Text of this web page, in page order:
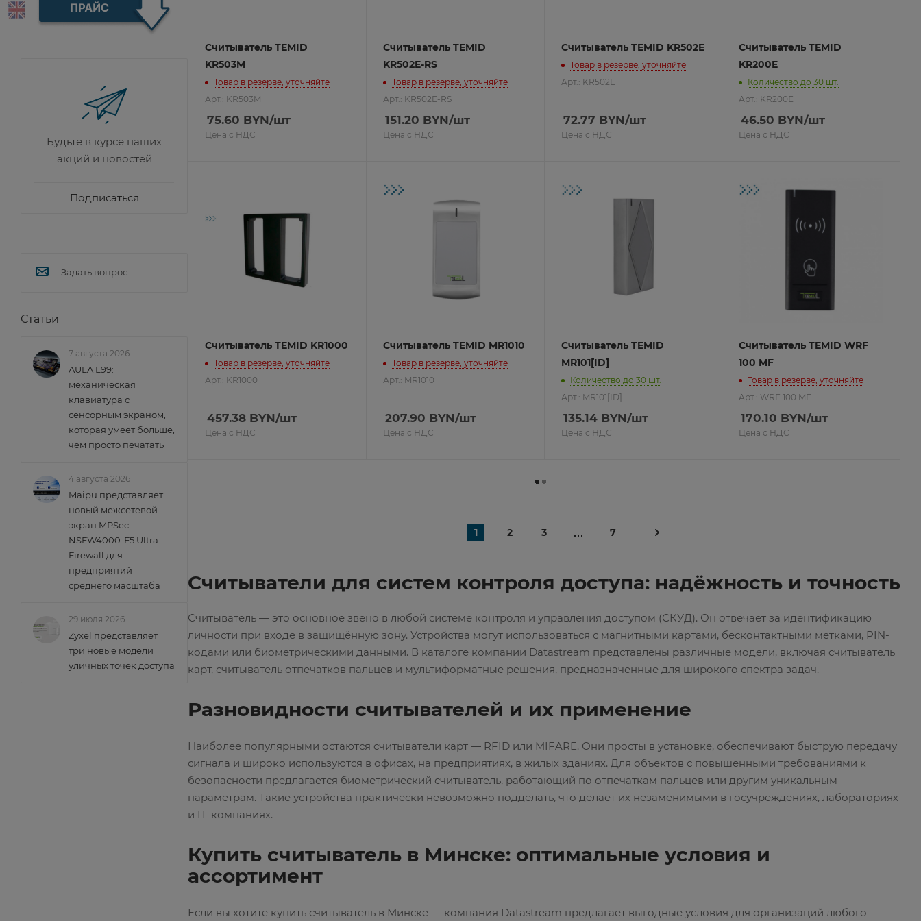
Считыватель TEMID
KR503M
Товар в резерве, уточняйте
Арт.: KR503M
75.60 BYN/шт
Цена с НДС
Считыватель TEMID
KR502E-RS
Товар в резерве, уточняйте
Арт.: KR502E-RS
151.20 BYN/шт
Цена с НДС
Считыватель TEMID KR502E
Товар в резерве, уточняйте
Арт.: KR502E
72.77 BYN/шт
Цена с НДС
Считыватель TEMID
KR200E
Количество до 30 шт.
Арт.: KR200E
46.50 BYN/шт
Цена с НДС
Считыватель TEMID KR1000
Товар в резерве, уточняйте
Арт.: KR1000
457.38 BYN/шт
Цена с НДС
Считыватель TEMID MR1010
Товар в резерве, уточняйте
Арт.: MR1010
207.90 BYN/шт
Цена с НДС
Считыватель TEMID
MR101[ID]
Количество до 30 шт.
Арт.: MR101[ID]
135.14BYN/шт
Цена с НДС
Считыватель TEMID WRF
100 MF
Товар в резерве, уточняйте
Арт.: WRF 100 MF
170.10 BYN/шт
Цена с НДС
1 2 3 7
Считыватели для систем контроля доступа: надёжность и точность
Считыватель — это основное звено в любой системе контроля и управления доступом (СКУД). Он отвечает за идентификацию
личности при входе в защищённую зону. Устройства могут использоваться с магнитными картами, бесконтактными метками, PIN-
кодами или биометрическими данными. В каталоге компании Datastream представлены различные модели, включая считыватель
карт, считыватель отпечатков пальцев и мультиформатные решения, предназначенные для широкого спектра задач.
Разновидности считывателей и их применение
Наиболее популярными остаются считыватели карт — RFID или MIFARE. Они просты в установке, обеспечивают быструю передачу
сигнала и широко используются в офисах, на предприятиях, в жилых зданиях. Для объектов с повышенными требованиями к
безопасности предлагается биометрический считыватель, работающий по отпечаткам пальцев или другим уникальным
параметрам. Такие устройства практически невозможно подделать, что делает их незаменимыми в госучреждениях, лабораториях
и IT-компаниях.
Купить считыватель в Минске: оптимальные условия и
ассортимент
Если вы хотите купить считыватель в Минске — компания Datastream предлагает выгодные условия для организаций любого
Монохромные
Цветные
Будьте в курсе наших
акций и новостей
Подписаться
Задать вопрос
Статьи
7 августа 2026
AULA L99:
механическая
клавиатура с
сенсорным экраном,
которая умеет больше,
чем просто печатать
4 августа 2026
Maipu представляет
новый межсетевой
экран MPSec
NSFW4000-F5 Ultra
Firewall для
предприятий
среднего масштаба
29 июля 2026
Zyxel представляет
три новые модели
уличных точек доступа